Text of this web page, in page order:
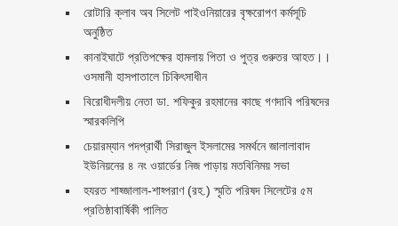
রোটারি ক্লাব অব সিলেট পাইওনিয়ারের বৃক্ষরোপণ কর্মসূচি
অনুষ্ঠিত
কানাইঘাটে প্রতিপক্ষের হামলায় পিতা ও পুত্র গুরুতর আহত।।
ওসমানী হাসপাতালে চিকিৎসাধীন
বিরোধীদলীয় নেতা ডা. শফিকুর রহমানের কাছে গণদাবি পরিষদের
স্মারকলিপি ‎
চেয়ারম্যান পদপ্রার্থী সিরাজুল ইসলামের সমর্থনে জালালাবাদ
ইউনিয়নের ৪ নং ওয়ার্ডের নিজ পাড়ায় মতবিনিময় সভা
হযরত শাহ্জালাল-শাহ্পরাণ (রহ.) স্মৃতি পরিষদ সিলেটের ৫ম
প্রতিষ্ঠাবার্ষিকী পালিত ‎​